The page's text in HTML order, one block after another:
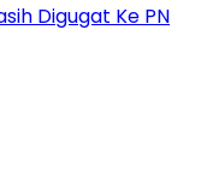
Digugat Ke PN